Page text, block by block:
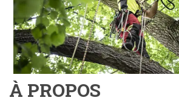
À PROPOS